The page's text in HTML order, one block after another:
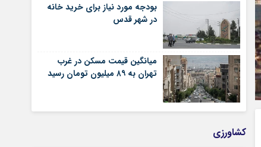
بودجه مورد نیاز برای خرید خانه
در شهر قدس
میانگین قیمت مسکن در غرب
تهران به ۸۹ میلیون تومان رسید
کشاورزی